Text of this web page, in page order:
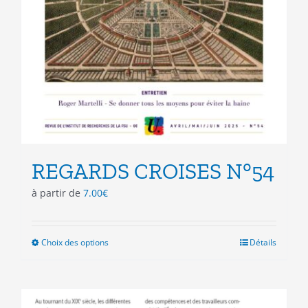
REGARDS CROISES N°54
à partir de 7.00€
Choix des optionsCe
variations.
Détails